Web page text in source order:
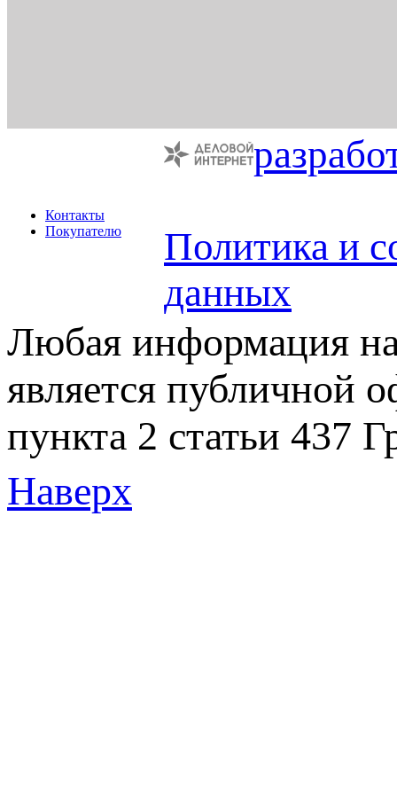
Контакты
Покупателю
Политика и
данных
Любая информация на
является публичной
пункта 2 статьи 437
Наверх